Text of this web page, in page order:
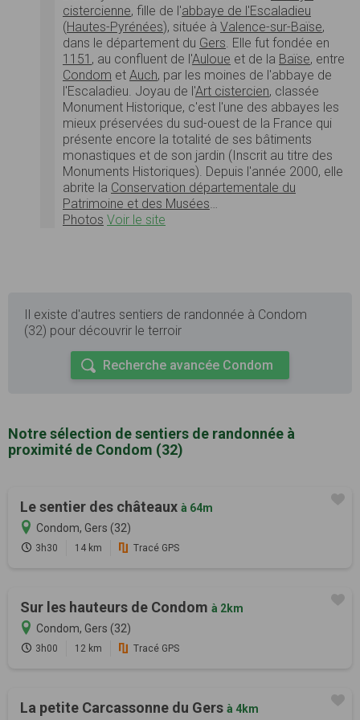
cistercienne, fille de l'abbaye de l'Escaladieu
(Hautes-Pyrénées), située à Valence-sur-Baïse,
dans le département du Gers. Elle fut fondée en
1151 , au confluent de l'Auloue et de la Baïse, entre
Condom et Auch, par les moines de l'abbaye de
l'Escaladieu. Joyau de l'Art cistercien, classée
Monument Historique, c'est l'une des abbayes les
mieux préservées du sud-ouest de la France qui
présente encore la totalité de ses bâtiments
monastiques et de son jardin (Inscrit au titre des
Monuments Historiques). Depuis l'année 2000, elle
abrite la Conservation départementale du
Patrimoine et des Musées…
Photos Voir le site
Il existe d'autres sentiers de randonnée à Condom
(32) pour découvrir le terroir
Recherche avancée Condom
Notre sélection de sentiers de randonnée à
proximité de Condom (32)
Le sentier des châteaux à 64m
Condom, Gers (32)
3h30 14 km Tracé GPS
Sur les hauteurs de Condom à 2km
Condom, Gers (32)
3h00 12 km Tracé GPS
La petite Carcassonne du Gers à 4km